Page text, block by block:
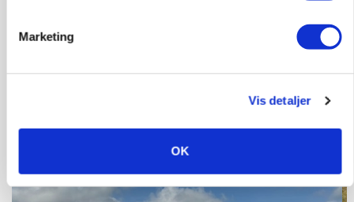
Marketing
Vis detaljer
OK
Snart kan man søge tilskud til naturprojekter
Loading...